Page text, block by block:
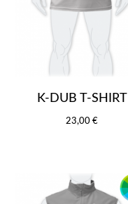
K-DUB T-SHIRT
23,00 €